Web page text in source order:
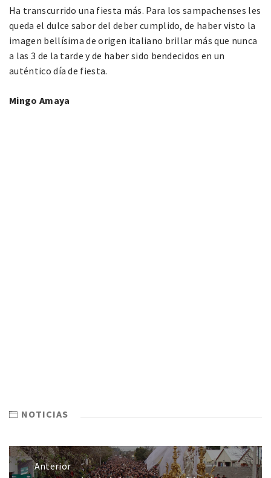
Ha transcurrido una fiesta más. Para los sampachenses les
queda el dulce sabor del deber cumplido, de haber visto la
imagen bellísima de origen italiano brillar más que nunca
a las 3 de la tarde y de haber sido bendecidos en un
auténtico día de fiesta.
Mingo Amaya
NOTICIAS
Anterior